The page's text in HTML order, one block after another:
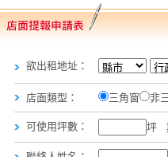
欲出租地址：
店面類型： 三角窗 非
可使用坪數： 坪